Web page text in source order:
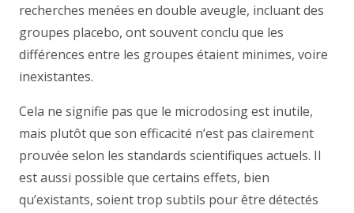
recherches menées en double aveugle, incluant des
groupes placebo, ont souvent conclu que les
différences entre les groupes étaient minimes, voire
inexistantes.
Cela ne signifie pas que le microdosing est inutile,
mais plutôt que son efficacité n’est pas clairement
prouvée selon les standards scientifiques actuels. Il
est aussi possible que certains effets, bien
qu’existants, soient trop subtils pour être détectés